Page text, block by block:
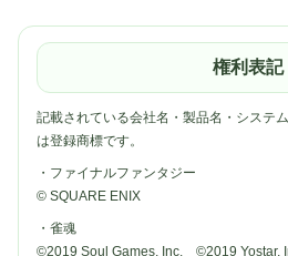
権利表記
記載されている会社名・製品名・システ
は登録商標です。
・ファイナルファンタジー
© SQUARE ENIX
・雀魂
©2019 Soul Games, Inc. ©2019 Yostar,